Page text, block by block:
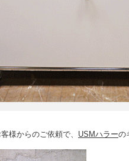
様からのご依頼で、 USMハラーの